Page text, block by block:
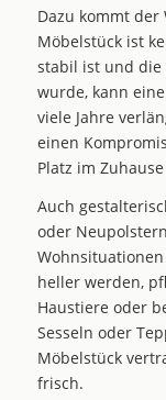
Dazu kommt
Möbelstück ist
stabil ist und die
wurde, kann
viele Jahre
einen
Platz im
Auch
oder Neupolstern
heller werden,
Haustiere oder
Sesseln oder
Möbelstück
frisch.